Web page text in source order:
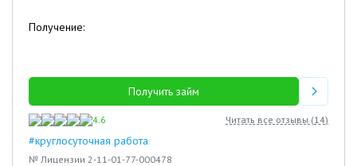
Получение:
Получить займ
4.6 Читать все отзывы (14)
#круглосуточная работа
№ Лицензии 2-11-01-77-000478